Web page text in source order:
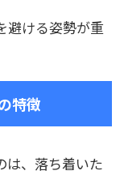
避ける姿勢が重
特徴
は、落ち着いた